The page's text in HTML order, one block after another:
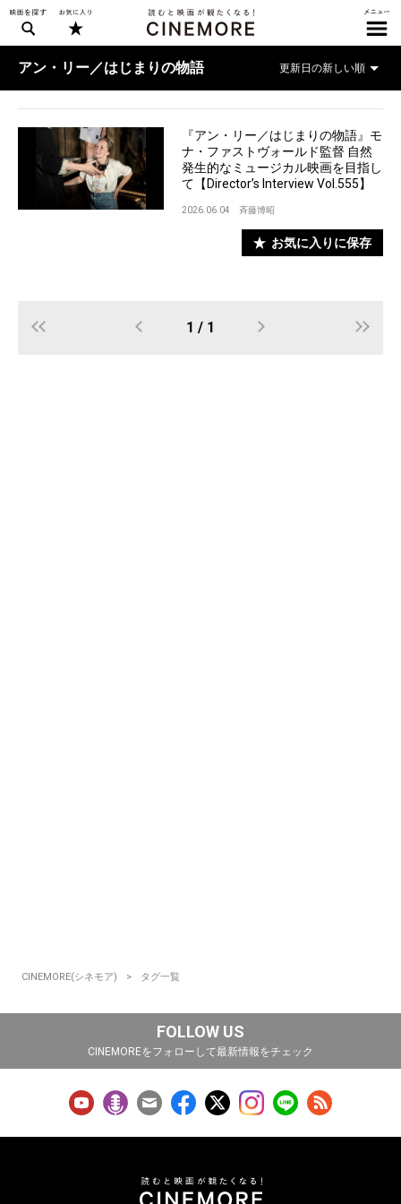
アン・リー／はじまりの物語
『アン・リー／はじまりの物語』モ
ナ・ファストヴォールド監督 自然
発生的なミュージカル映画を目指し
て【Director’s Interview Vol.555】
2026.06.04 斉藤博昭
お気に入りに保存
1 / 1
CINEMORE(シネモア) タグ一覧
FOLLOW US
CINEMOREをフォローして最新情報をチェック